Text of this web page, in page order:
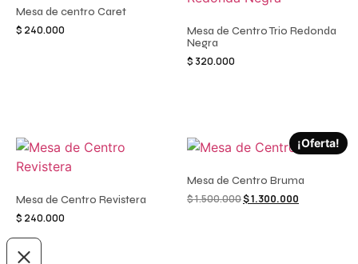
Mesa de centro Caret
$ 240.000
Mesa de Centro Trio Redonda
Negra
$ 320.000
Mesa de Centro Revistera
$ 240.000
Añadir al carrito
¡Oferta!
Mesa de Centro Bruma
$1.500.000$1.300.000